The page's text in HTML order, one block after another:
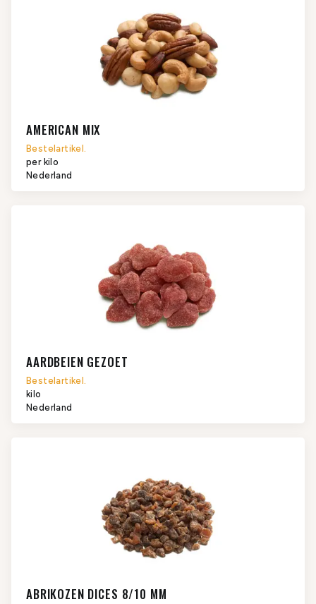
AMERICAN MIX
Bestelartikel.
per kilo
Nederland
AARDBEIEN GEZOET
Bestelartikel.
kilo
Nederland
ABRIKOZEN DICES 8/10 MM